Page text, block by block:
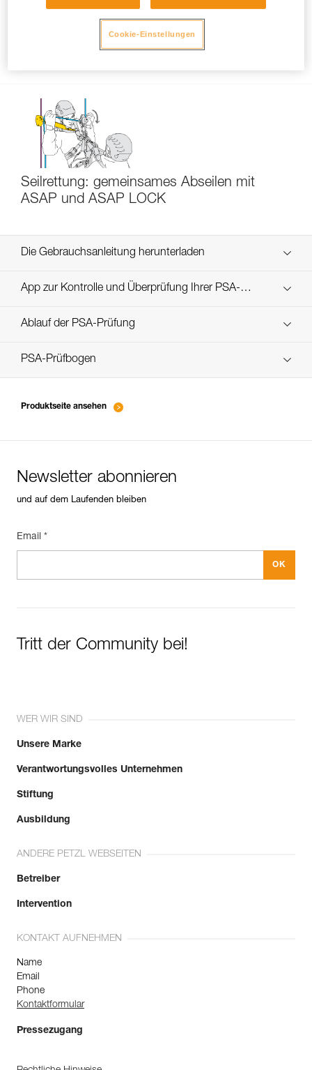
Verwendung von ASAP und ASAP LOCK
bei starkem Wind
Seilrettung: gemeinsames Abseilen mit
ASAP und ASAP LOCK
Die Gebrauchsanleitung herunterladen
Technical Notice
App zur Kontrolle und Überprüfung Ihrer PSA-
Bestände Entdecken Sie ePPEcentre
Ablauf der PSA-Prüfung
verif EPI-ASAP'SORBER-procedure-DE
PSA-Prüfbogen
Produktseite ansehen
Newsletter abonnieren
und auf dem Laufenden bleiben
Email *
Tritt der Community bei!
WER WIR SIND
Unsere Marke
Verantwortungsvolles Unternehmen
Stiftung
Ausbildung
ANDERE PETZL WEBSEITEN
Betreiber
Intervention
KONTAKT AUFNEHMEN
Name
Email
Phone
Kontaktformular
Pressezugang
Cookie-Einstellungen